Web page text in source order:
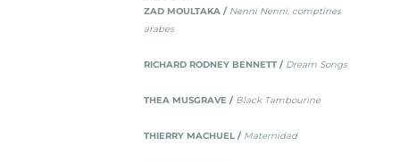
ZAD MOULTAKA / Nenni Nenni, comptines
arabes
RICHARD RODNEY BENNETT / Dream Songs
THEA MUSGRAVE / Black Tambourine
THIERRY MACHUEL / Maternidad